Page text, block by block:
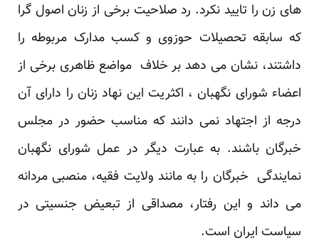
های زن را تایید نکرد. رد صلاحیت برخی از زنان اصول گرا
که سابقه تحصیلات حوزوی و کسب مدارک مربوطه را
داشتند، نشان می دهد بر خلاف مواضع ظاهری برخی از
اعضاء شورای نگهبان ، اکثریت این نهاد زنان را دارای آن
درجه از اجتهاد نمی دانند که مناسب حضور در مجلس
خبرگان باشند. به عبارت دیگر در عمل شورای نگهبان
نمایندگی خبرگان را به مانند ولایت فقیه، منصبی مردانه
می داند و این رفتار، مصداقی از تبعیض جنسیتی در
سیاست ایران است.